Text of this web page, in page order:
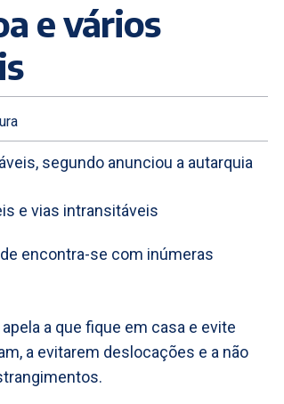
e vários
segundo anunciou a autarquia
encontra-se com inúmeras
a que fique em casa e evite
a evitarem deslocações e a não